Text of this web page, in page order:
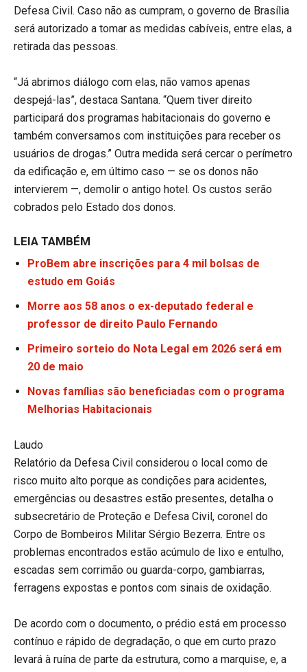
Defesa Civil. Caso não as cumpram, o governo de Brasília
será autorizado a tomar as medidas cabíveis, entre elas, a
retirada das pessoas.
“Já abrimos diálogo com elas, não vamos apenas
despejá-las”, destaca Santana. “Quem tiver direito
participará dos programas habitacionais do governo e
também conversamos com instituições para receber os
usuários de drogas.” Outra medida será cercar o perímetro
da edificação e, em último caso — se os donos não
intervierem —, demolir o antigo hotel. Os custos serão
cobrados pelo Estado dos donos.
LEIA TAMBÉM
ProBem abre inscrições para 4 mil bolsas de
estudo em Goiás
Morre aos 58 anos o ex-deputado federal e
professor de direito Paulo Fernando
Primeiro sorteio do Nota Legal em 2026 será em
20 de maio
Novas famílias são beneficiadas com o programa
Melhorias Habitacionais
Laudo
Relatório da Defesa Civil considerou o local como de
risco muito alto porque as condições para acidentes,
emergências ou desastres estão presentes, detalha o
subsecretário de Proteção e Defesa Civil, coronel do
Corpo de Bombeiros Militar Sérgio Bezerra. Entre os
problemas encontrados estão acúmulo de lixo e entulho,
escadas sem corrimão ou guarda-corpo, gambiarras,
ferragens expostas e pontos com sinais de oxidação.
De acordo com o documento, o prédio está em processo
contínuo e rápido de degradação, o que em curto prazo
levará à ruína de parte da estrutura, como a marquise, e, a